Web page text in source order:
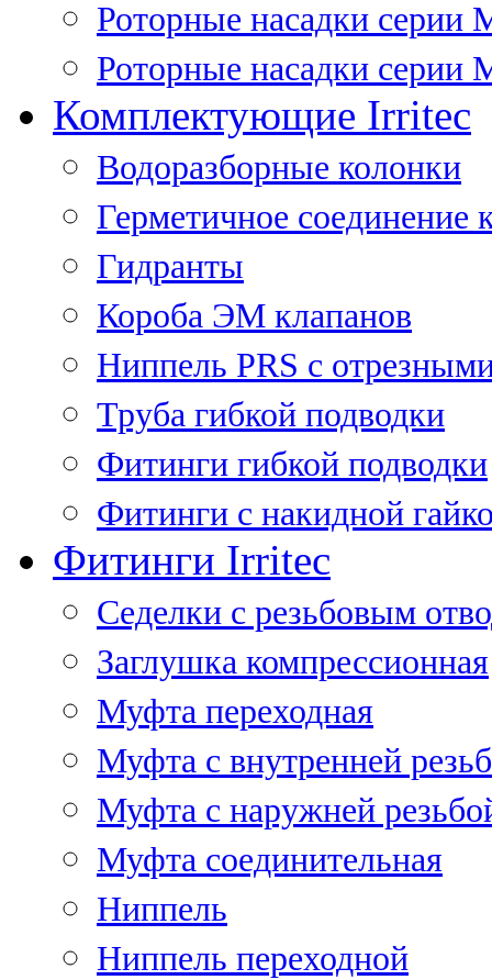
Роторные насадки серии
Роторные насадки серии
Комплектующие Irritec
Водоразборные колонки
Герметичное соединение
Гидранты
Короба ЭМ клапанов
Ниппель PRS с
Труба гибкой подводки
Фитинги гибкой подводки
Фитинги с накидной
Фитинги Irritec
Седелки с резьбовым
Заглушка компрессионная
Муфта переходная
Муфта с внутренней
Муфта с наружней
Муфта соединительная
Ниппель
Ниппель переходной